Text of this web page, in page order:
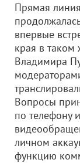
Прямая
впервые
края в таком
Владимира
Вопросы
по телефону
личном
функцию